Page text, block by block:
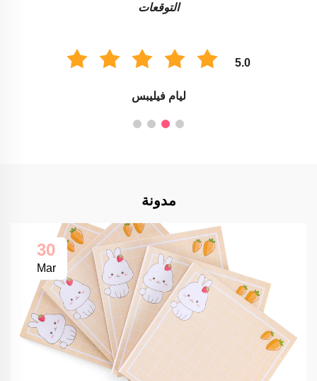
التوقعات
5.0
ليام فيليبس
مدونة
30
Mar